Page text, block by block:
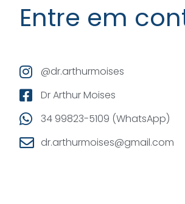
Entre em
@dr.arthurmoises
Dr Arthur Moises
34 99823-5109 (WhatsApp)
dr.arthurmoises@gmail.com